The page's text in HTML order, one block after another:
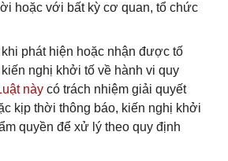
hoặc với bất kỳ cơ quan, tổ chức
phát hiện hoặc nhận được tố
nghị khởi tố về hành vi quy
này có trách nhiệm giải quyết
kịp thời thông báo, kiến nghị khởi
quyền để xử lý theo quy định